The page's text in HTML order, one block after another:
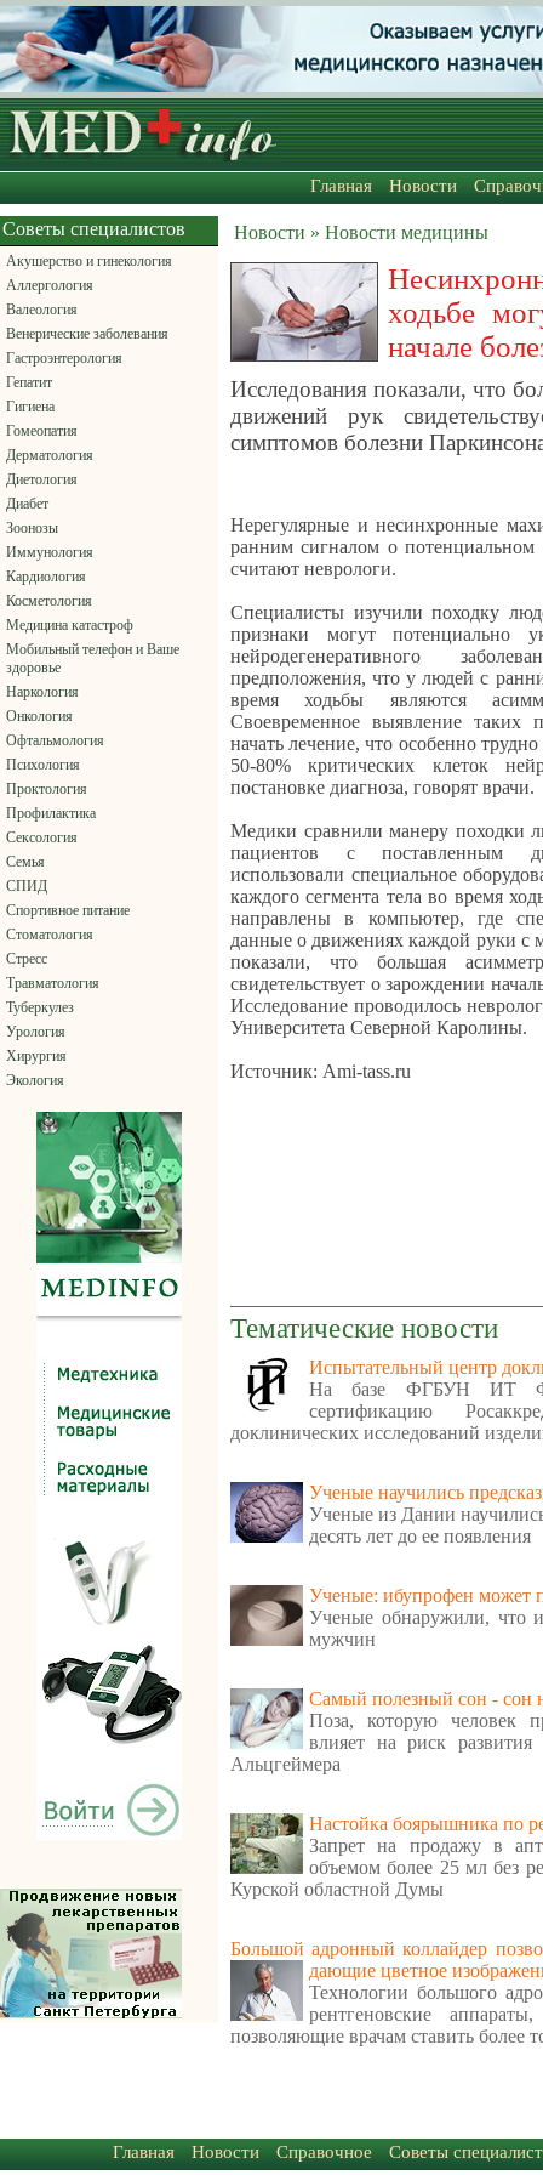
Главная Новости
Советы специалистов
Акушерство и гинекология
Аллергология
Валеология
Венерические заболевания
Гастроэнтерология
Гепатит
Гигиена
Гомеопатия
Дерматология
Диетология
Диабет
Зоонозы
Иммунология
Кардиология
Косметология
Медицина катастроф
Мобильный телефон и Ваше
здоровье
Наркология
Онкология
Офтальмология
Психология
Проктология
Профилактика
Сексология
Семья
СПИД
Спортивное питание
Стоматология
Стресс
Травматология
Туберкулез
Урология
Хирургия
Экология
Новости » Новости медицины
ходьбе
начале
Исследования показали, что
движений рук
симптомов болезни
Нерегулярные и несинхронные
ранним сигналом о потенциальном
считают неврологи.
Специалисты изучили походку
признаки могут потенциально
нейродегенеративного
предположения, что у людей с
время ходьбы являются
Своевременное выявление таких
начать лечение, что особенно
50-80% критических клеток
постановке диагноза, говорят врачи.
Медики сравнили манеру походки
пациентов с поставленным
использовали специальное
каждого сегмента тела во время
направлены в компьютер, где
данные о движениях каждой руки с
показали, что большая
свидетельствует о зарождении
Исследование проводилось
Университета Северной Каролины.
Источник: Ami-tass.ru
Тематические новости
Испытательный центр
На базе ФГБУН ИТ
сертификацию
доклинических исследований
Ученые научились
Ученые из Дании
десять лет до ее появления
Ученые: ибупрофен может
Ученые обнаружили, что
мужчин
Самый полезный сон - сон
Поза, которую человек
влияет на риск
Альцгеймера
Настойка боярышника по
Запрет на продажу в
объемом более 25 мл без
Курской областной Думы
Большой адронный коллайдер
дающие цветное
Технологии большого
рентгеновские
позволяющие врачам ставить более
Главная Новости Справочное Советы